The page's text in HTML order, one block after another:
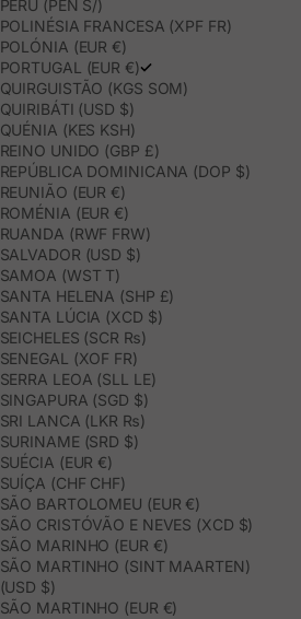
PERU (PEN S/)
POLINÉSIA FRANCESA (XPF FR)
POLÓNIA (EUR €)
PORTUGAL (EUR €)
QUIRGUISTÃO (KGS SOM)
QUIRIBÁTI (USD $)
QUÉNIA (KES KSH)
REINO UNIDO (GBP £)
REPÚBLICA DOMINICANA (DOP $)
REUNIÃO (EUR €)
ROMÉNIA (EUR €)
RUANDA (RWF FRW)
SALVADOR (USD $)
SAMOA (WST T)
SANTA HELENA (SHP £)
SANTA LÚCIA (XCD $)
SEICHELES (SCR ₨)
SENEGAL (XOF FR)
SERRA LEOA (SLL LE)
SINGAPURA (SGD $)
SRI LANCA (LKR ₨)
SURINAME (SRD $)
SUÉCIA (EUR €)
SUÍÇA (CHF CHF)
SÃO BARTOLOMEU (EUR €)
SÃO CRISTÓVÃO E NEVES (XCD $)
SÃO MARINHO (EUR €)
SÃO MARTINHO (SINT MAARTEN)
(USD $)
SÃO MARTINHO (EUR €)